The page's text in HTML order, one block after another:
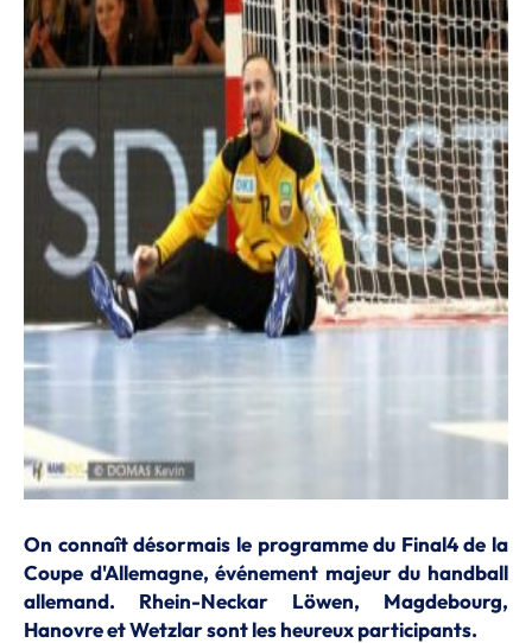
On connaît désormais le programme du Final4 de la
Coupe d'Allemagne, événement majeur du handball
allemand. Rhein-Neckar Löwen, Magdebourg,
Hanovre et Wetzlar sont les heureux participants.